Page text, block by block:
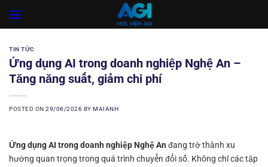
TIN TỨC
Ứng dụng AI trong doanh nghiệp Nghệ An –
Tăng năng suất, giảm chi phí
POSTED ON29/06/2026 BYMAIANH
Ứng dụng AI trong doanh nghiệp Nghệ An đang trở thành xu
hướng quan trọng trong quá trình chuyển đổi số. Không chỉ các tập